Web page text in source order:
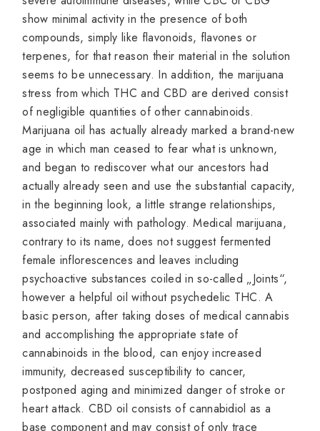
show minimal activity in the presence of both
compounds, simply like flavonoids, flavones or
terpenes, for that reason their material in the solution
seems to be unnecessary. In addition, the marijuana
stress from which THC and CBD are derived consist
of negligible quantities of other cannabinoids.
Marijuana oil has actually already marked a brand-new
age in which man ceased to fear what is unknown,
and began to rediscover what our ancestors had
actually already seen and use the substantial capacity,
in the beginning look, a little strange relationships,
associated mainly with pathology. Medical marijuana,
contrary to its name, does not suggest fermented
female inflorescences and leaves including
psychoactive substances coiled in so-called „Joints“,
however a helpful oil without psychedelic THC. A
basic person, after taking doses of medical cannabis
and accomplishing the appropriate state of
cannabinoids in the blood, can enjoy increased
immunity, decreased susceptibility to cancer,
postponed aging and minimized danger of stroke or
heart attack. CBD oil consists of cannabidiol as a
base component and may consist of only trace